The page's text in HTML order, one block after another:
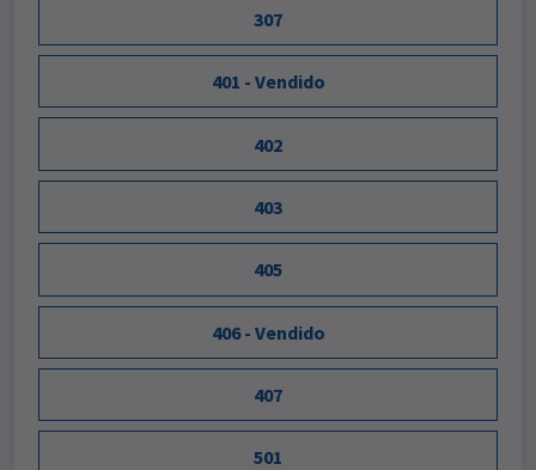
307
401 - Vendido
402
403
405
406 - Vendido
407
501